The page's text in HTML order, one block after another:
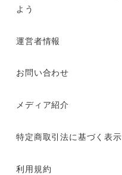
よう
運営者情報
お問い合わせ
メディア紹介
特定商取引法に基づく表示
利用規約